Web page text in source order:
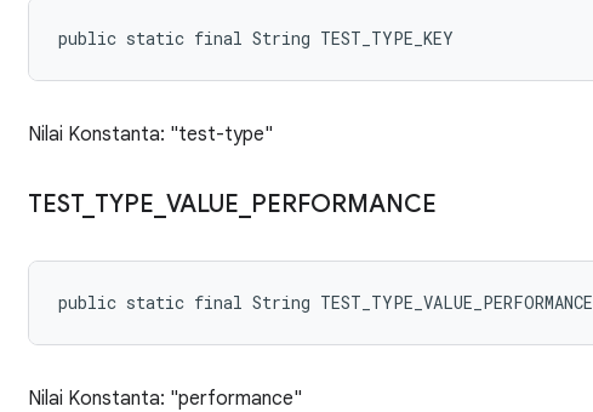
public static final String TEST_TYPE_KEY
Nilai Konstanta: "test-type"
TEST_ TYPE VALUE PERFORMANCE
public static final String TEST_TYPE_VALUE_PERFORMANCE
Nilai Konstanta: "performance"